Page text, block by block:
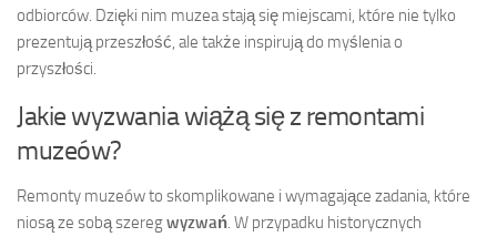
odbiorców. Dzięki nim muzea stają się miejscami, które nie tylko
prezentują przeszłość, ale także inspirują do myślenia o
przyszłości.
Jakie wyzwania wiążą się z remontami
muzeów?
Remonty muzeów to skomplikowane i wymagające zadania, które
niosą ze sobą szeregwyzwań. W przypadku historycznych